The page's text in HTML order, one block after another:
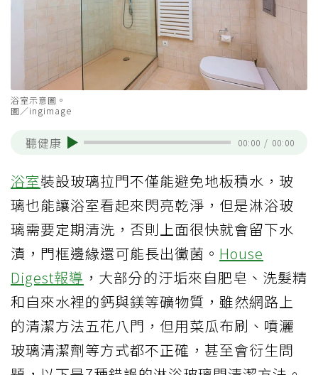
浴室示意圖。
圖／ingimage
聽健康 00:00 / 00:00
浴室裝設玻璃拉門不僅能避免地板積水，玻
璃也能讓浴室看起來閃亮乾淨，但是淋浴玻
璃需要定期清洗，否則上面很快就會留下水
漬，門框邊緣還可能長出黴菌。 House
Digest報導 ，大部分的汙垢來自肥皂、洗髮精
和自來水裡的鈣與鎂等礦物質，雖然網路上
的清潔方法五花八門，但用菜瓜布刷、噴灑
玻璃清潔劑等方式都不正確，甚至會衍生問